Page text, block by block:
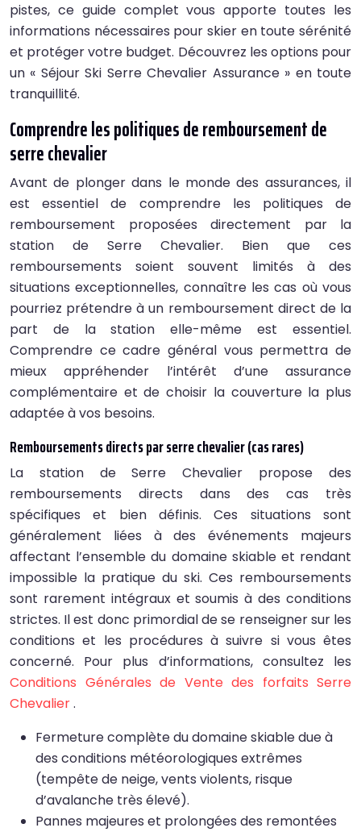
pistes, ce guide complet vous apporte toutes les
informations nécessaires pour skier en toute sérénité
et protéger votre budget. Découvrez les options pour
un « Séjour Ski Serre Chevalier Assurance » en toute
tranquillité.
Comprendre les politiques de remboursement de
serre chevalier
Avant de plonger dans le monde des assurances, il
est essentiel de comprendre les politiques de
remboursement proposées directement par la
station de Serre Chevalier. Bien que ces
remboursements soient souvent limités à des
situations exceptionnelles, connaître les cas où vous
pourriez prétendre à un remboursement direct de la
part de la station elle-même est essentiel.
Comprendre ce cadre général vous permettra de
mieux appréhender l’intérêt d’une assurance
complémentaire et de choisir la couverture la plus
adaptée à vos besoins.
Remboursements directs par serre chevalier (cas rares)
La station de Serre Chevalier propose des
remboursements directs dans des cas très
spécifiques et bien définis. Ces situations sont
généralement liées à des événements majeurs
affectant l’ensemble du domaine skiable et rendant
impossible la pratique du ski. Ces remboursements
sont rarement intégraux et soumis à des conditions
strictes. Il est donc primordial de se renseigner sur les
conditions et les procédures à suivre si vous êtes
concerné. Pour plus d’informations, consultez les
Conditions Générales de Vente des forfaits Serre
Chevalier.
Fermeture complète du domaine skiable due à
des conditions météorologiques extrêmes
(tempête de neige, vents violents, risque
d’avalanche très élevé).
Pannes majeures et prolongées des remontées